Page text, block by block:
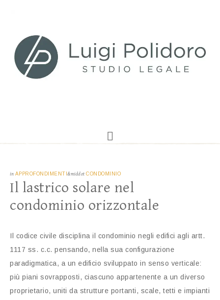
in APPROFONDIMENTI &middot CONDOMINIO
Il lastrico solare nel
condominio orizzontale
Il codice civile disciplina il condominio negli edifici agli artt.
1117 ss. c.c. pensando, nella sua configurazione
paradigmatica, a un edificio sviluppato in senso verticale:
più piani sovrapposti, ciascuno appartenente a un diverso
proprietario, uniti da strutture portanti, scale, tetti e impianti